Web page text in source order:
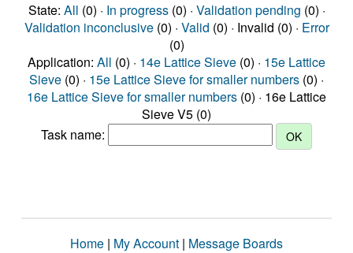
State: All (0) · In progress(0) · Validation pending (0) ·
Validation inconclusive(0) · Valid (0) · Invalid (0) · Error
(0)
Application: All (0) · 14e Lattice Sieve (0) · 15e Lattice
Sieve (0) · 15e Lattice Sieve for smaller numbers (0) ·
16e Lattice Sieve for smaller numbers (0) · 16e Lattice
Sieve V5 (0)
Task name:
Home | My Account | Message Boards